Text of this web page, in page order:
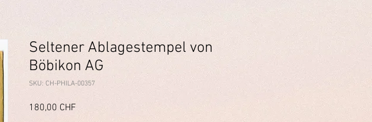
Seltener Ablagestempel von
Böbikon AG
SKU: CH-PHILA-00357
180,00 CHF